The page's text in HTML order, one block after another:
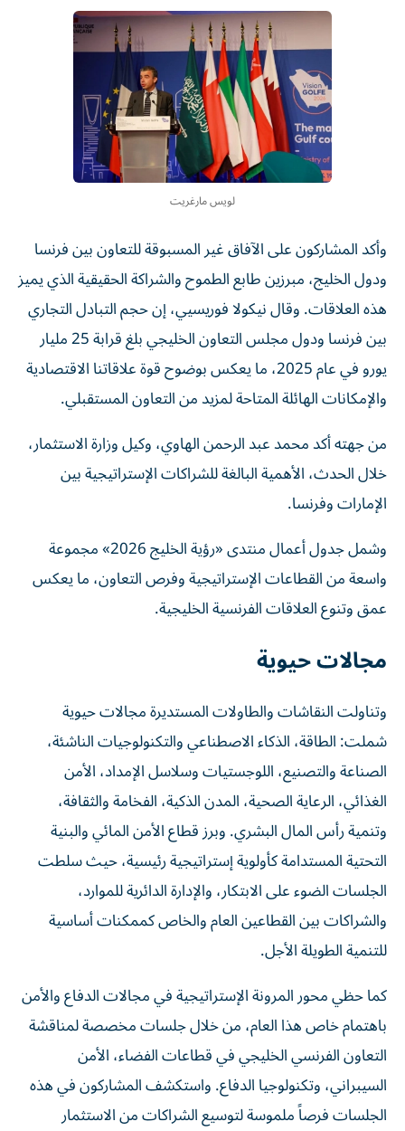
لويس مارغريت
وأكد المشاركون على الآفاق غير المسبوقة للتعاون بين فرنسا
ودول الخليج، مبرزين طابع الطموح والشراكة الحقيقية الذي يميز
هذه العلاقات. وقال نيكولا فوريسيي، إن حجم التبادل التجاري
بين فرنسا ودول مجلس التعاون الخليجي بلغ قرابة 25 مليار
يورو في عام 2025، ما يعكس بوضوح قوة علاقاتنا الاقتصادية
والإمكانات الهائلة المتاحة لمزيد من التعاون المستقبلي.
من جهته أكد محمد عبد الرحمن الهاوي، وكيل وزارة الاستثمار،
خلال الحدث، الأهمية البالغة للشراكات الإستراتيجية بين
الإمارات وفرنسا.
وشمل جدول أعمال منتدى «رؤية الخليج 2026» مجموعة
واسعة من القطاعات الإستراتيجية وفرص التعاون، ما يعكس
عمق وتنوع العلاقات الفرنسية الخليجية.
مجالات حيوية
وتناولت النقاشات والطاولات المستديرة مجالات حيوية
شملت: الطاقة، الذكاء الاصطناعي والتكنولوجيات الناشئة،
الصناعة والتصنيع، اللوجستيات وسلاسل الإمداد، الأمن
الغذائي، الرعاية الصحية، المدن الذكية، الفخامة والثقافة،
وتنمية رأس المال البشري. وبرز قطاع الأمن المائي والبنية
التحتية المستدامة كأولوية إستراتيجية رئيسية، حيث سلطت
الجلسات الضوء على الابتكار، والإدارة الدائرية للموارد،
والشراكات بين القطاعين العام والخاص كممكنات أساسية
للتنمية الطويلة الأجل.
كما حظي محور المرونة الإستراتيجية في مجالات الدفاع والأمن
باهتمام خاص هذا العام، من خلال جلسات مخصصة لمناقشة
التعاون الفرنسي الخليجي في قطاعات الفضاء، الأمن
السيبراني، وتكنولوجيا الدفاع. واستكشف المشاركون في هذه
الجلسات فرصاً ملموسة لتوسيع الشراكات من الاستثمار